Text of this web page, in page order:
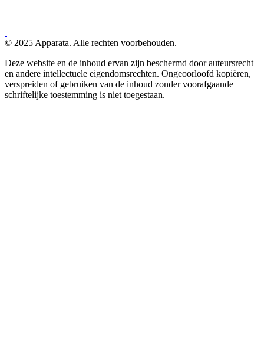
© 2025 Apparata. Alle rechten voorbehouden.
Deze website en de inhoud ervan zijn beschermd door auteursrecht
en andere intellectuele eigendomsrechten. Ongeoorloofd kopiëren,
verspreiden of gebruiken van de inhoud zonder voorafgaande
schriftelijke toestemming is niet toegestaan.